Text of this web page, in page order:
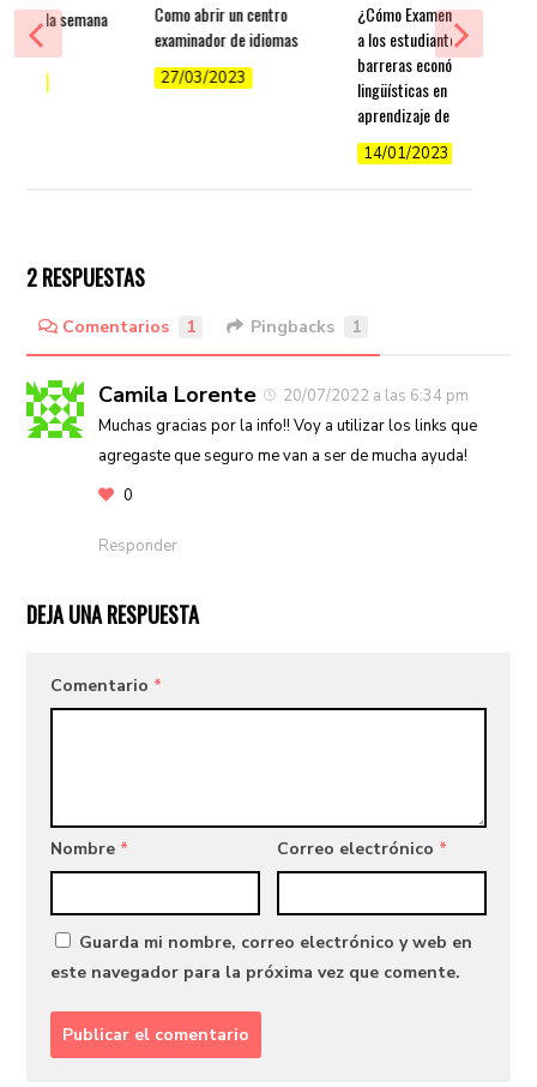
Como abrir un centro
examinador de idiomas
27/03/2023
¿Cómo Examenexam ayuda
a los estudiantes a superar
barreras económicas y
lingüísticas en el
aprendizaje de idiomas?
14/01/2023
de la semana
2 RESPUESTAS
Comentarios 1 Pingbacks 1
Camila Lorente
20/07/2022 a las 6:34 pm
Muchas gracias por la info!! Voy a utilizar los links que
agregaste que seguro me van a ser de mucha ayuda!
0
Responder
DEJA UNA RESPUESTA
Comentario *
Nombre * Correo electrónico *
Guarda mi nombre, correo electrónico y web en
este navegador para la próxima vez que comente.